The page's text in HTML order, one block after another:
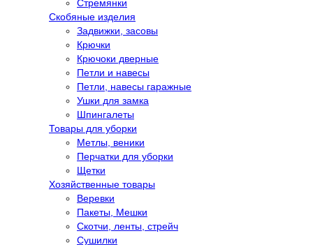
Стремянки
Скобяные изделия
Задвижки, засовы
Крючки
Крючоки дверные
Петли и навесы
Петли, навесы гаражные
Ушки для замка
Шпингалеты
Товары для уборки
Метлы, веники
Перчатки для уборки
Щетки
Хозяйственные товары
Веревки
Пакеты, Мешки
Скотчи, ленты, стрейч
Сушилки